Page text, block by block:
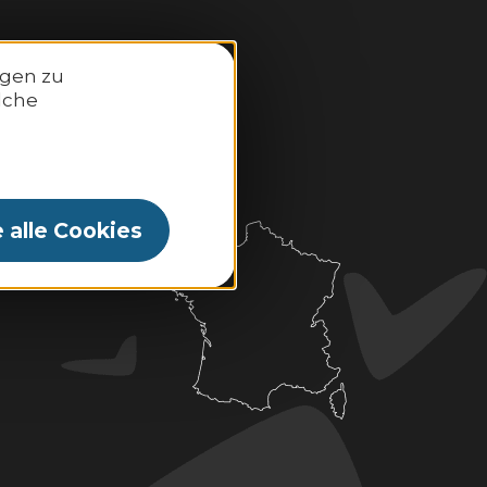
zu
alle Cookies
Uhr.